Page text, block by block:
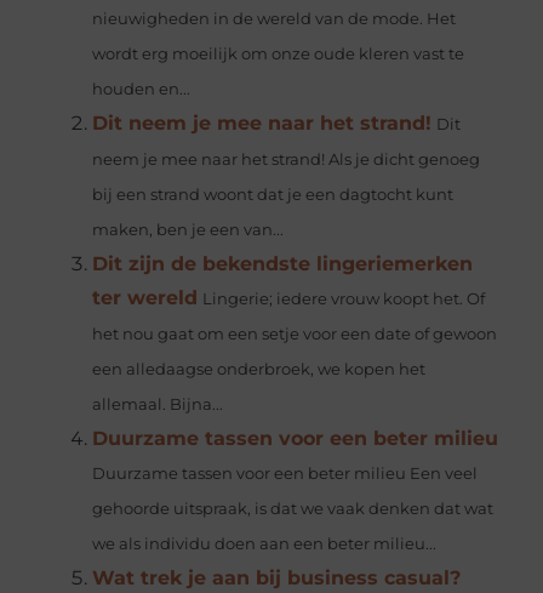
nieuwigheden in de wereld van de mode. Het
wordt erg moeilijk om onze oude kleren vast te
houden en...
Dit neem je mee naar het strand! Dit
neem je mee naar het strand! Als je dicht genoeg
bij een strand woont dat je een dagtocht kunt
maken, ben je een van...
Dit zijn de bekendste lingeriemerken
ter wereld Lingerie; iedere vrouw koopt het. Of
het nou gaat om een setje voor een date of gewoon
een alledaagse onderbroek, we kopen het
allemaal. Bijna...
Duurzame tassen voor een beter milieu
Duurzame tassen voor een beter milieu Een veel
gehoorde uitspraak, is dat we vaak denken dat wat
we als individu doen aan een beter milieu...
Wat trek je aan bij business casual?